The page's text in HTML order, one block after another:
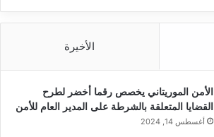
الأخيرة
الأمن الموريتاني يخصص رقما أخضر لطرح
القضايا المتعلقة بالشرطة على المدير العام للأمن
أغسطس 14, 2024